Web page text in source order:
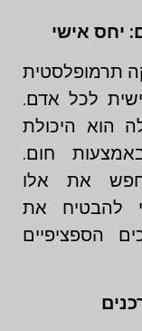
יחס אישי
תרמופלסטית
לכל אדם.
הוא היכולת
חום.
את אלו
להבטיח את
הספציפיים